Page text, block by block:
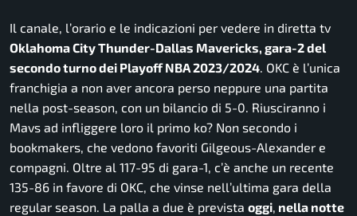
Il canale, l’orario e le indicazioni per vedere in diretta tv
Oklahoma City Thunder-Dallas Mavericks, gara-2 del
secondo turno dei Playoff NBA 2023/2024. OKC è l’unica
franchigia a non aver ancora perso neppure una partita
nella post-season, con un bilancio di 5-0. Riusciranno i
Mavs ad infliggere loro il primo ko? Non secondo i
bookmakers, che vedono favoriti Gilgeous-Alexander e
compagni. Oltre al 117-95 di gara-1, c’è anche un recente
135-86 in favore di OKC, che vinse nell’ultima gara della
regular season. La palla a due è prevista oggi, nella notte